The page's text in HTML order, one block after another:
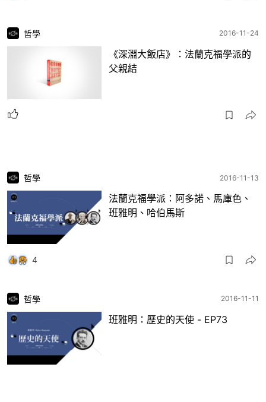
哲學 2016-11-24
《深淵大飯店》：法蘭克福學派的
父親結
哲學 2016-11-13
法蘭克福學派：阿多諾、馬庫色、
班雅明、哈伯馬斯
4
哲學 2016-11-11
班雅明：歷史的天使 - EP73